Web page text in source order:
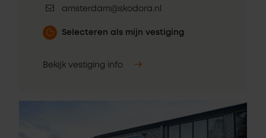
amsterdam@skodora.nl
Selecteren als mijn vestiging
Bekijk vestiging info